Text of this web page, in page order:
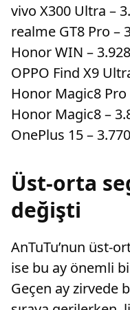
vivo X300 Ultra –
realme GT8 Pro –
Honor WIN –
OPPO Find X9
Honor Magic8 Pro
Honor Magic8 –
OnePlus 15 –
Üst-orta
değişti
AnTuTu’nun üst-
ise bu ay önemli
Geçen ay zirvede